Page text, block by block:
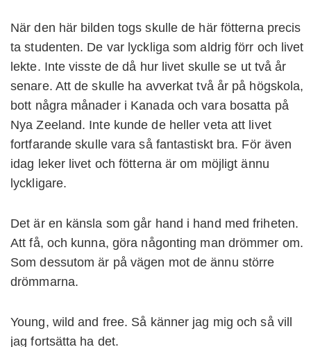
När den här bilden togs skulle de här fötterna precis
ta studenten. De var lyckliga som aldrig förr och livet
lekte. Inte visste de då hur livet skulle se ut två år
senare. Att de skulle ha avverkat två år på högskola,
bott några månader i Kanada och vara bosatta på
Nya Zeeland. Inte kunde de heller veta att livet
fortfarande skulle vara så fantastiskt bra. För även
idag leker livet och fötterna är om möjligt ännu
lyckligare.
Det är en känsla som går hand i hand med friheten.
Att få, och kunna, göra någonting man drömmer om.
Som dessutom är på vägen mot de ännu större
drömmarna.
Young, wild and free. Så känner jag mig och så vill
jag fortsätta ha det.